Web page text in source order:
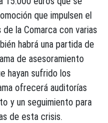
que impulsen el
la Comarca con varias
habrá una partida de
de asesoramiento
hayan sufrido los
ofrecerá auditorías
y un seguimiento para
de esta crisis.